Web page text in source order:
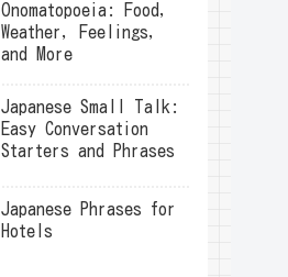
Onomatopoeia: Food,
Weather, Feelings,
and More
Japanese Small Talk:
Easy Conversation
Starters and Phrases
Japanese Phrases for
Hotels